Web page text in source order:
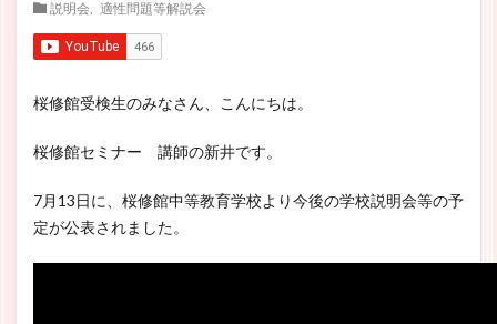
説明会, 適性問題等解説会
桜修館受検生のみなさん、こんにちは。
桜修館セミナー 講師の新井です。
7月13日に、桜修館中等教育学校より今後の学校説明会等の予
定が公表されました。